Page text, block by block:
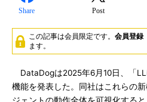
Share Post
この記事は会員限定です。 会員登録
ます。
DataDogは2025年6月10日、「
機能を発表した。同社はこれらの